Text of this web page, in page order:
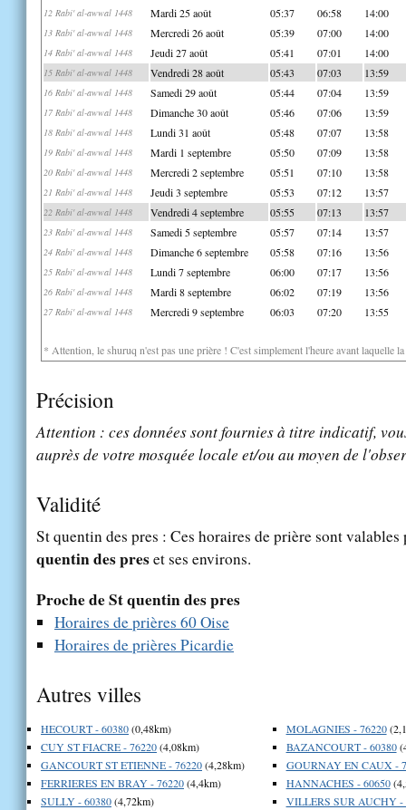
12 Rabi' al-awwal 1448 Mardi 25 août 05:37 06:58 14:00
13 Rabi' al-awwal 1448 Mercredi 26 août 05:39 07:00 14:00
14 Rabi' al-awwal 1448 Jeudi 27 août 05:41 07:01 14:00
15 Rabi' al-awwal 1448 Vendredi 28 août 05:43 07:03 13:59
16 Rabi' al-awwal 1448 Samedi 29 août 05:44 07:04 13:59
17 Rabi' al-awwal 1448 Dimanche 30 août 05:46 07:06 13:59
18 Rabi' al-awwal 1448 Lundi 31 août 05:48 07:07 13:58
19 Rabi' al-awwal 1448 Mardi 1 septembre 05:50 07:09 13:58
20 Rabi' al-awwal 1448 Mercredi 2 septembre 05:51 07:10 13:58
21 Rabi' al-awwal 1448 Jeudi 3 septembre 05:53 07:12 13:57
22 Rabi' al-awwal 1448 Vendredi 4 septembre 05:55 07:13 13:57
23 Rabi' al-awwal 1448 Samedi 5 septembre 05:57 07:14 13:57
24 Rabi' al-awwal 1448 Dimanche 6 septembre 05:58 07:16 13:56
25 Rabi' al-awwal 1448 Lundi 7 septembre 06:00 07:17 13:56
26 Rabi' al-awwal 1448 Mardi 8 septembre 06:02 07:19 13:56
27 Rabi' al-awwal 1448 Mercredi 9 septembre 06:03 07:20 13:55
* Attention, le shuruq n'est pas une prière ! C'est simplement l'heure avant laquelle
Précision
Attention : ces données sont fournies à titre indicatif,
auprès de votre mosquée locale et/ou au moyen de
Validité
St quentin des pres : Ces horaires de prière sont
quentin des preset ses environs.
Proche de St quentin des pres
Horaires de prières 60 Oise
Horaires de prières Picardie
Autres villes
HECOURT - 60380(0,48km)
CUY ST FIACRE - 76220(4,08km)
GANCOURT ST ETIENNE - 76220(4,28km)
FERRIERES EN BRAY - 76220(4,4km)
SULLY - 60380(4,72km)
MOLAGNIES - 76220
BAZANCOURT - 60380
GOURNAY EN CAUX -
HANNACHES - 60650
VILLERS SUR AUCHY -